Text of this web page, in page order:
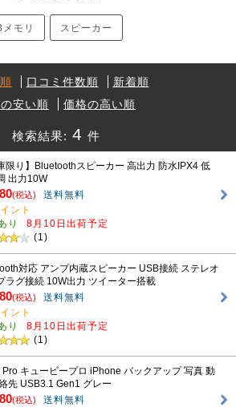
モリ スピーカー
口コミ件数順
新着順
安い順
価格の高い順
検索結果: 4 件
限り】Bluetoothスピーカー 高出力 防水IPX4 低
出力10W
(税込)
送料無料
ント
り
8月10日出荷予定
(1)
対応 アンプ内蔵スピーカー USB接続 ステレオ
ラグ接続 10W出力 ツイーター搭載
(税込)
送料無料
ント
り
8月10日出荷予定
(1)
Pro キュービープロ iPhone バックアップ 写真 動
先 USB3.1 Gen1 グレー
(税込)
送料無料